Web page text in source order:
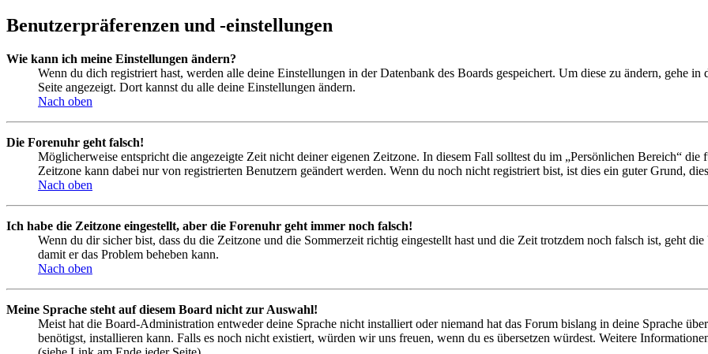
Benutzerpräferenzen und -einstellungen
Wie kann ich meine Einstellungen ändern?
Wenn du dich registriert hast, werden alle deine Einstellungen in der Datenbank des Boards gespeichert. Um diese zu ändern, gehe
Seite angezeigt. Dort kannst du alle deine Einstellungen ändern.
Nach oben
Die Forenuhr geht falsch!
Möglicherweise entspricht die angezeigte Zeit nicht deiner eigenen Zeitzone. In diesem Fall solltest du im „Persönlichen Bereich“
Zeitzone kann dabei nur von registrierten Benutzern geändert werden. Wenn du noch nicht registriert bist, ist dies ein guter Grund,
Nach oben
Ich habe die Zeitzone eingestellt, aber die Forenuhr geht immer noch falsch!
Wenn du dir sicher bist, dass du die Zeitzone und die Sommerzeit richtig eingestellt hast und die Zeit trotzdem noch falsch ist, geht
damit er das Problem beheben kann.
Nach oben
Meine Sprache steht auf diesem Board nicht zur Auswahl!
Meist hat die Board-Administration entweder deine Sprache nicht installiert oder niemand hat das Forum bislang in deine Sprache
benötigst, installieren kann. Falls es noch nicht existiert, würden wir uns freuen, wenn du es übersetzen würdest. Weitere